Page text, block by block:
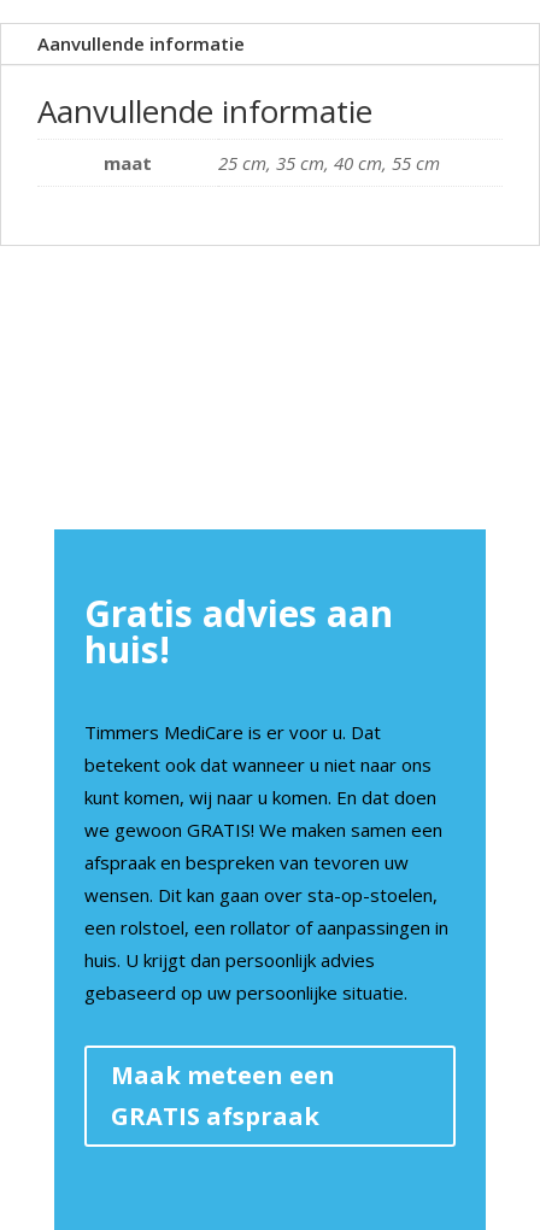
Aanvullende informatie
Aanvullende informatie
maat 25 cm, 35 cm, 40 cm, 55 cm
Gratis advies aan
huis!
Timmers MediCare is er voor u. Dat
betekent ook dat wanneer u niet naar ons
kunt komen, wij naar u komen. En dat doen
we gewoon GRATIS! We maken samen een
afspraak en bespreken van tevoren uw
wensen. Dit kan gaan over sta-op-stoelen,
een rolstoel, een rollator of aanpassingen in
huis. U krijgt dan persoonlijk advies
gebaseerd op uw persoonlijke situatie.
Maak meteen een
GRATIS afspraak